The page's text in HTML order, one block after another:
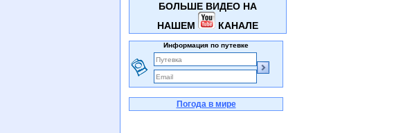
БОЛЬШЕ ВИДЕО НА
НАШЕМ
КАНАЛЕ
Информация по путевке
Погода в мире